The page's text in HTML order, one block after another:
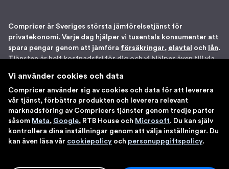
Compricer är Sveriges största jämförelsetjänst för
privatekonomi. Varje dag hjälper vi tusentals konsumenter att
spara pengar genom att jämföra försäkringar, elavtal och lån.
Tjänsten är helt kostnadsfri för dig och vi hjälper även till via
försäkringsdistributör hos Bolagsverket samt står under
Finansinspektionens tillsyn. Åtta gånger har vi blivit utsedda
till en av Sveriges 100 bästa sajter av IDG. Du kan känna dig
trygg med att använda våra tjänster.
Vi använder cookies och data
Compricer använder sig av cookies och data för att leverera
vår tjänst, förbättra produkten och leverera relevant
marknadsföring av Compricers tjänster genom tredje parter
såsom Meta, Google, RTB House och Microsoft. Du kan själv
kontrollera dina inställningar genom att välja inställningar. Du
kan även läsa vår cookiepolicy och personuppgiftspolicy.